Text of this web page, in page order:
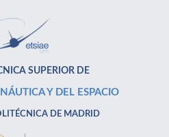
SUPERIOR DE
Y DEL ESPACIO
DE MADRID